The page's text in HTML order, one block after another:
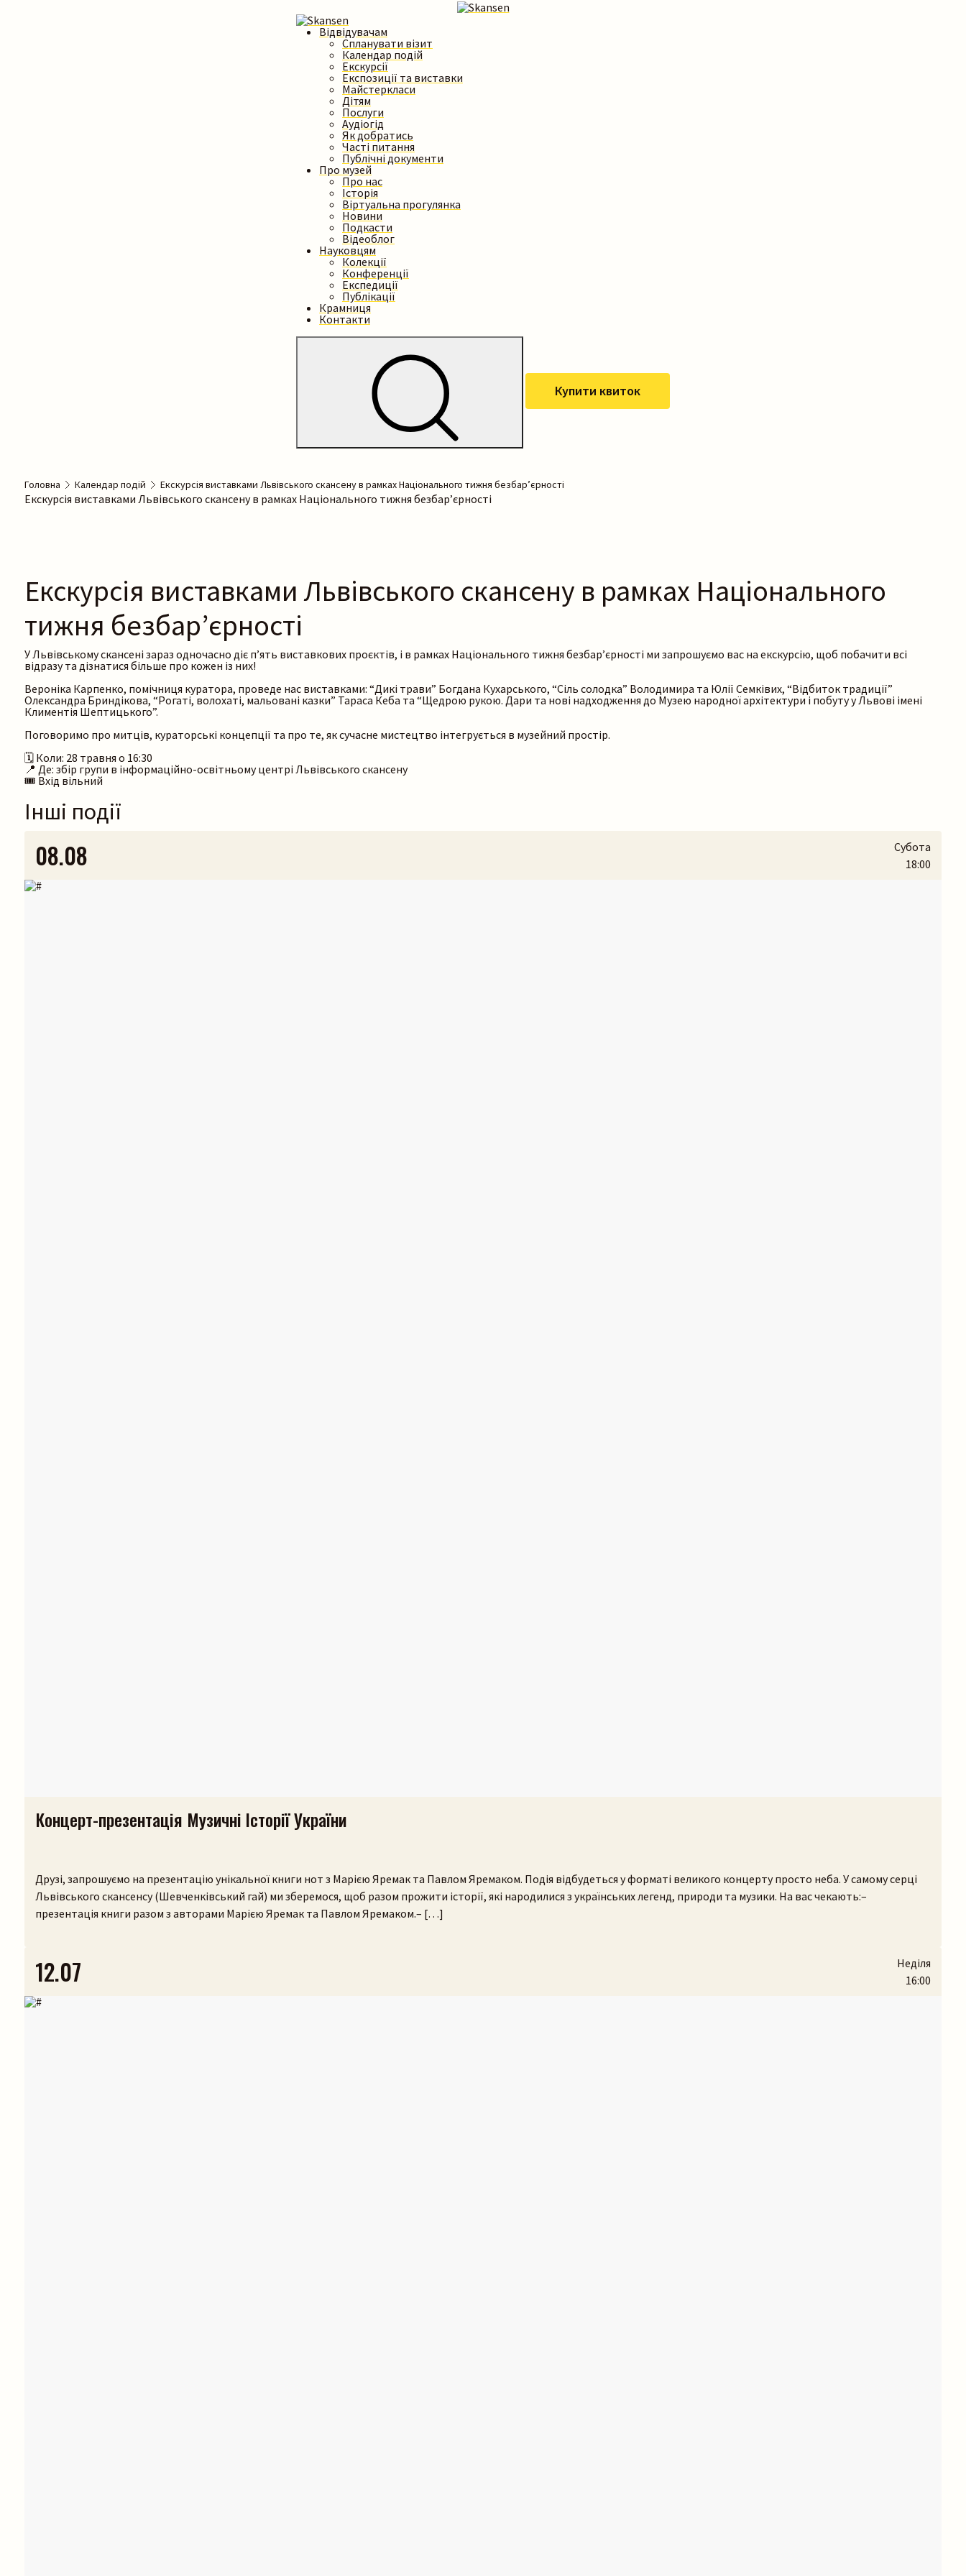
Відвідувачам
Спланувати візит
Календар подій
Екскурсії
Експозиції та виставки
Майстеркласи
Дітям
Послуги
Аудіогід
Як добратись
Часті питання
Публічні документи
Про музей
Про нас
Історія
Віртуальна прогулянка
Новини
Подкасти
Відеоблог
Науковцям
Колекції
Конференції
Експедиції
Публікації
Крамниця
Контакти
Купити квиток
Головна Календар подій Екскурсія виставками Львівського скансену в рамках Національного тижня безбар’єрності
Екскурсія виставками Львівського скансену в рамках Національного тижня безбар’єрності
Екскурсія виставками Львівського скансену в рамках Національного
тижня безбар’єрності
У Львівському скансені зараз одночасно діє п’ять виставкових проєктів, і в рамках Національного тижня безбар’єрності ми запрошуємо вас на екскурсію, щоб побачити всі
відразу та дізнатися більше про кожен із них!
Вероніка Карпенко, помічниця куратора, проведе нас виставками: “Дикі трави” Богдана Кухарського, “Сіль солодка” Володимира та Юлії Семківих, “Відбиток традиції”
Олександра Бриндікова, “Рогаті, волохаті, мальовані казки” Тараса Кеба та “Щедрою рукою. Дари та нові надходження до Музею народної архітектури і побуту у Львові імені
Климентія Шептицького”.
Поговоримо про митців, кураторські концепції та про те, як сучасне мистецтво інтегрується в музейний простір.
🗓️ Коли: 28 травня о 16:30
📍 Де: збір групи в інформаційно-освітньому центрі Львівського скансену
🎟️ Вхід вільний
Інші події
08.08
Субота
18:00
Концерт-презентація Музичні Історії України
Друзі, запрошуємо на презентацію унікальної книги нот з Марією Яремак та Павлом Яремаком. Подія відбудеться у форматі великого концерту просто неба. У самому серці
Львівського скансенсу (Шевченківський гай) ми зберемося, щоб разом прожити історії, які народилися з українських легенд, природи та музики. На вас чекають:–
презентація книги разом з авторами Марією Яремак та Павлом Яремаком.– […]
12.07
Неділя
16:00